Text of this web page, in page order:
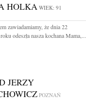
HOLKAWIEK: 91
zawiadamiamy, że dnia 22
odeszła nasza kochana Mama,...
JERZY
POZNAŃ